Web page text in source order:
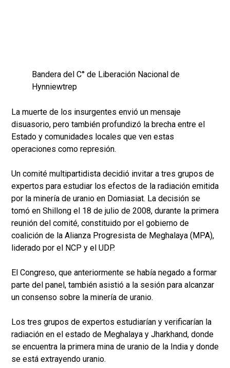
Bandera del C° de Liberación Nacional de
Hynniewtrep
La muerte de los insurgentes envió un mensaje
disuasorio, pero también profundizó la brecha entre el
Estado y comunidades locales que ven estas
operaciones como represión.
Un comité multipartidista decidió invitar a tres grupos de
expertos para estudiar los efectos de la radiación emitida
por la minería de uranio en Domiasiat. La decisión se
tomó en Shillong el 18 de julio de 2008, durante la primera
reunión del comité, constituido por el gobierno de
coalición de la Alianza Progresista de Meghalaya (MPA),
liderado por el NCP y el UDP.
El Congreso, que anteriormente se había negado a formar
parte del panel, también asistió a la sesión para alcanzar
un consenso sobre la minería de uranio.
Los tres grupos de expertos estudiarían y verificarían la
radiación en el estado de Meghalaya y Jharkhand, donde
se encuentra la primera mina de uranio de la India y donde
se está extrayendo uranio.